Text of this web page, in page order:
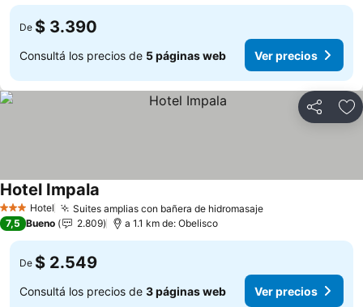
De $ 3.390
Consultá los precios de 5 páginas web Ver precios
Compartir
3 Estrellas
Hotel Suites amplias con bañera de hidromasaje
Hotel Impala
7,5 Bueno 2.809 a 1.1 km de: Obelisco
De $ 2.549
Consultá los precios de 3 páginas web Ver precios